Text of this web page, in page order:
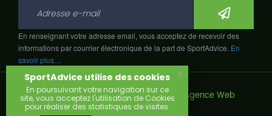
En renseignant votre adresse email, vous acceptez de recevoir des
informations par courrier électronique de la part de SportAdvice. En
savoir plus…
Copyright © 2026, Développé avec par
Agence Web
Narobaz.
SportAdvice utilise des cookies
En poursuivant votre navigation sur ce
site, vous acceptez l'utilisation de Cookies
pour réaliser des statistiques de visites.
x